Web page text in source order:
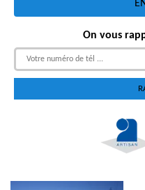
On vous